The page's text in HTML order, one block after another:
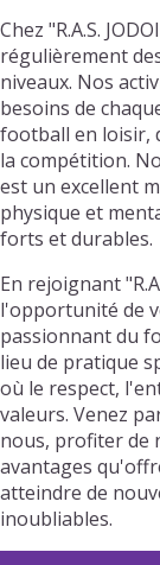
Chez "R.A.S.
régulièrement
niveaux. Nos
besoins de
football en loisir,
la compétition.
est un excellent
physique et
forts et durables.
En rejoignant
l'opportunité de
passionnant du
lieu de pratique
où le respect,
valeurs. Venez
nous, profiter de
avantages
atteindre de
inoubliables.